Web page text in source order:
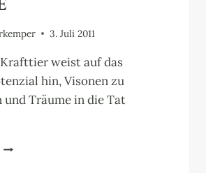
3. Juli 2011
weist auf das
hin, Visonen zu
Träume in die Tat
KRAFTTIER